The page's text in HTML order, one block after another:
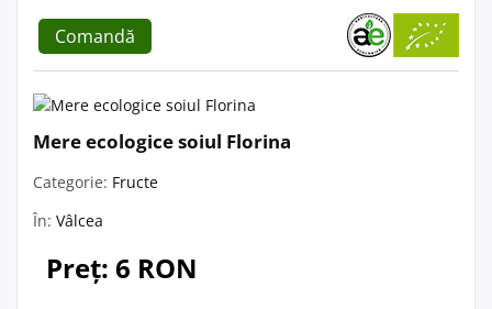
Comandă
Mere ecologice soiul Florina
Categorie: Fructe
În: Vâlcea
Preț: 6 RON